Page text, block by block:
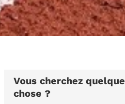
Vous cherchez quelque
chose ?